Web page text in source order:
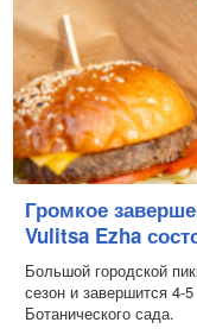
Громкое
Vulitsa Ezha
Большой городской
сезон и завершится 4-
Ботанического сада.